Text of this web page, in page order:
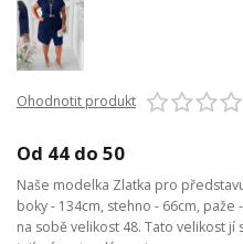
Ohodnotit produkt
Od 44 do 50
Naše modelka Zlatka pro
boky - 134cm, stehno - 66cm, paže
na sobě velikost 48. Tato velikost